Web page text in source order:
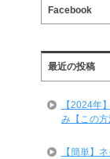
Facebook
最近の投稿
【2024年
み【この方
【簡単】